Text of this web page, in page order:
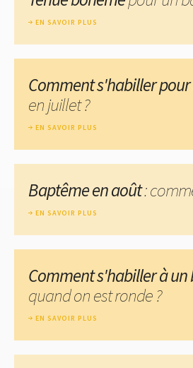
EN SAVOIR PLUS
Comment s'habiller
en juillet ?
EN SAVOIR PLUS
Baptême en août:
EN SAVOIR PLUS
Comment s'habiller à
quand on est ronde ?
EN SAVOIR PLUS